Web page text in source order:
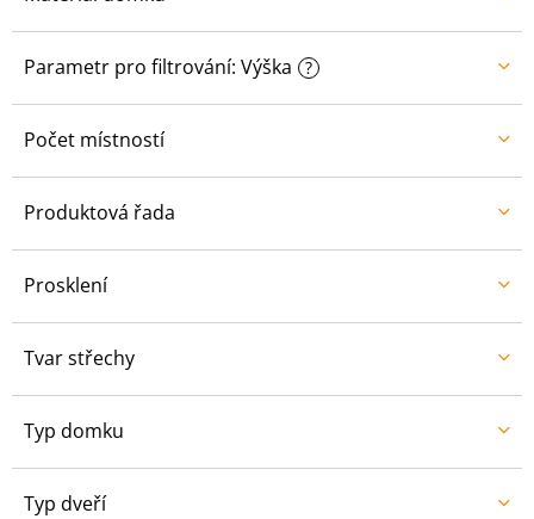
Parametr pro filtrování: Výška ?
Počet místností
Produktová řada
Prosklení
Tvar střechy
Typ domku
Typ dveří